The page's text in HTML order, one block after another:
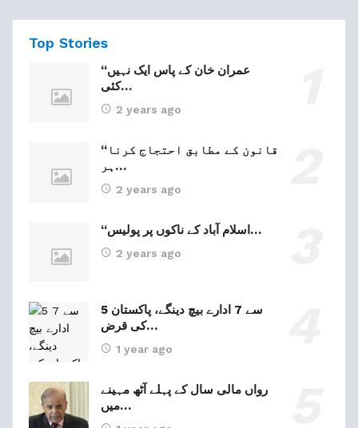
Top Stories
“عمران خان کے پاس ایک نہیں
کئی…
2 years ago
“قانون کے مطابق احتجاج کرنا
ہر…
2 years ago
“اسلام آباد کے ناکوں پر پولیس…
2 years ago
5 سے 7 ادارے بیچ دینگے، پاکستان
کی قرض…
1 year ago
رواں مالی سال کے پہلے آٹھ مہینے
میں…